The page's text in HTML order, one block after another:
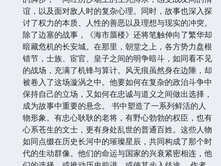
谊，以及面对敌人时的复杂心理。同时，故事也深入探
讨了权力的本质、人性的善恶以及理想与现实的冲突。
除了边塞的战事，《海市蜃楼》还将笔触伸向了繁华却
暗藏危机的长安城。在那里，朝堂之上，各方势力盘根
错节，士族、宦官、皇子之间的明争暗斗，如同看不见
的战场，充满了机锋与算计。风无痕虽然身在边陲，却
被卷入了这场漩涡之中。他要如何在复杂的政治斗争中
保持自己的立场，又如何在忠诚与道义之间做出选择，
成为故事中重要的悬念。 书中塑造了一系列鲜活的人
物形象。有忠心耿耿的老将，有野心勃勃的权臣，也有
心系苍生的文士，更有身处乱世的普通百姓。这些人物
如同点缀在历史长河中的璀璨星辰，共同构成了那个时
代的生动群像。他们的命运与国家的兴衰紧密相连，他